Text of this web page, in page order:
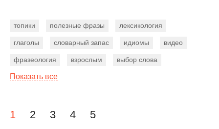
топики полезные фразы лексикология
глаголы словарный запас идиомы видео
фразеология взрослым выбор слова
фразовые глаголы
существительные времена
Показать все
Навигация по записям
1 2 3 4 5